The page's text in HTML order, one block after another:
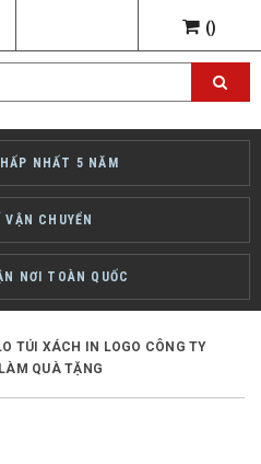
()
NHẤT 5 NĂM
VẬN CHUYỂN
NƠI TOÀN QUỐC
TÚI XÁCH IN LOGO CÔNG TY
QUÀ TẶNG